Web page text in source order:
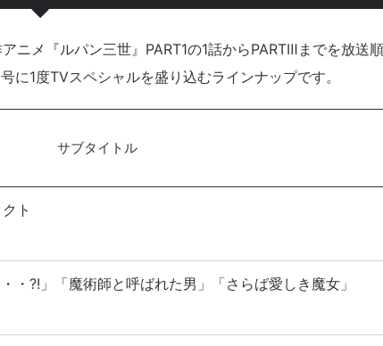
ニメ『ルパン三世』PART1の1話からPARTⅢまでを放送順
1度TVスペシャルを盛り込むラインナップです。
サブタイトル
ト
・?!」「魔術師と呼ばれた男」「さらば愛しき魔女」